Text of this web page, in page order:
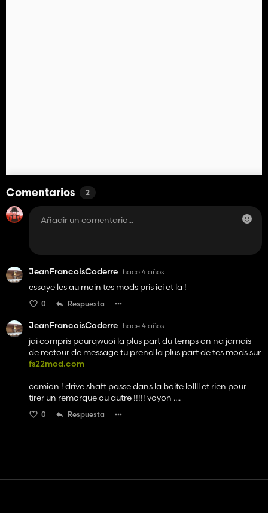
Comentarios 2
JeanFrancoisCoderre hace 4 años
essaye les au moin tes mods pris ici et la !
0 Respuesta
JeanFrancoisCoderre hace 4 años
jai compris pourqwuoi la plus part du temps on na jamais
de reetour de message tu prend la plus part de tes mods sur
fs22mod.com
camion ! drive shaft passe dans la boite lollll et rien pour
tirer un remorque ou autre !!!!! voyon ....
0 Respuesta